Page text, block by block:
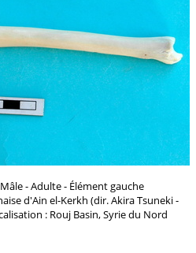
- Adulte - Élément gauche
d'Ain el-Kerkh (dir. Akira Tsuneki -
: Rouj Basin, Syrie du Nord